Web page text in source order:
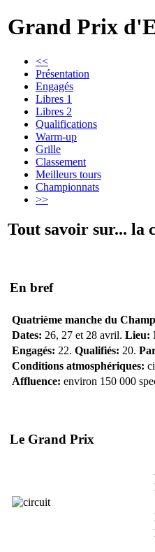
Grand Prix
<<
Présentation
Engagés
Libres 1
Libres 2
Qualifications
Warm-up
Grille
Classement
Meilleurs tours
Championnats
>>
Tout savoir sur... la
En bref
Quatrième manche du
Dates: 26, 27 et 28 avril. Lieu:
Engagés: 22. Qualifiés: 20.
Conditions atmosphériques:
Affluence: environ 150 000
Le Grand Prix